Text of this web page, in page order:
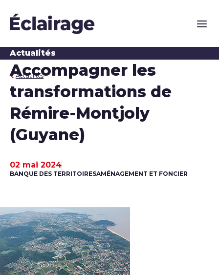
Actualités
Actualités
Accompagner les
transformations de
Rémire-Montjoly
(Guyane)
Date de publication
02 mai 2024
BANQUE DES TERRITOIRESAMÉNAGEMENT ET FONCIER